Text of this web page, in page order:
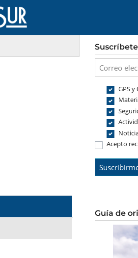
GPS
Acepto
Guía de